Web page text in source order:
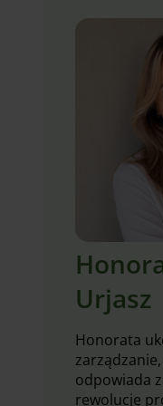
Urjasz
Honorata
odpowiada
rewolucję